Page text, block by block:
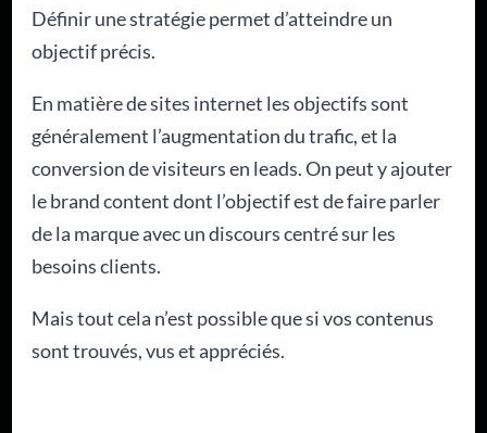
Définir une stratégie permet d’atteindre un
objectif précis.
En matière de sites internet les objectifs sont
généralement l’augmentation du trafic, et la
conversion de visiteurs en leads. On peut y ajouter
le brand content dont l’objectif est de faire parler
de la marque avec un discours centré sur les
besoins clients.
Mais tout cela n’est possible que si vos contenus
sont trouvés, vus et appréciés.